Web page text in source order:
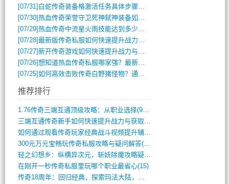
[07/31] 白蛇传奇装备格激活任务具体步骤是什么？如何完成？
[07/30]热血传奇荣誉守卫死神弑神装备如何获取与佩戴攻略？
[07/29]热血传奇中流星火雨技能达到多少级可以开始练装备？
[07/28]最新版传奇私服如何快速提升战力与获取稀有装备？
[07/27]新开传奇游戏如何快速提升战力与获取稀有装备？
[07/26]想知道热血传奇私服哪家强？最新排行榜攻略全解析
[07/25]如何高效击败传奇白野猪怪物？通关技巧全解析
推荐排行
1.76传奇三端互通顶级攻略：从职业选择(972)
三端互通传奇新手如何快速提升战力与获取稀(379)
如何通过观看传奇玩家经典战斗视频提升辅助(661)
300元万元宝畅玩传奇私服攻略与疑问解答(828)
轻之幻想乡：纵横异次元，斩妖除魔攻略疑云(404)
在刚开一秒传奇私服里玩哪个职业最省心(15)
传奇18周年：回归经典，探索玛法大陆，寻(798)